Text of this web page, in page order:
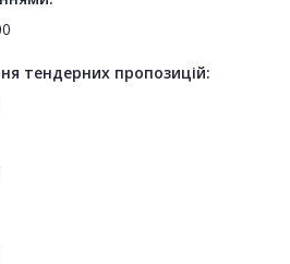
тендерних пропозицій: